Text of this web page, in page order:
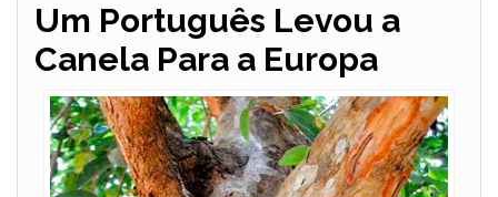
d
e
o
Um Português Levou a
Canela Para a Europa